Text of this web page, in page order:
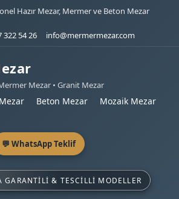
Hazır Mezar, Mermer ve Beton Mezar
322 54 26 info@mermermezar.com
Mezar • Granit Mezar
Beton Mezar
Mozaik Mezar
💬 WhatsApp Teklif
& TESCILLI MODELLER